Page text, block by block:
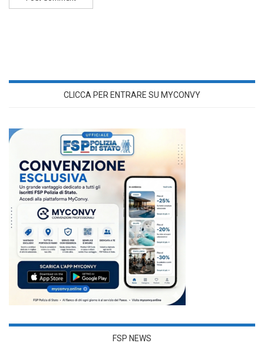
CLICCA PER ENTRARE SU MYCONVY
FSP NEWS